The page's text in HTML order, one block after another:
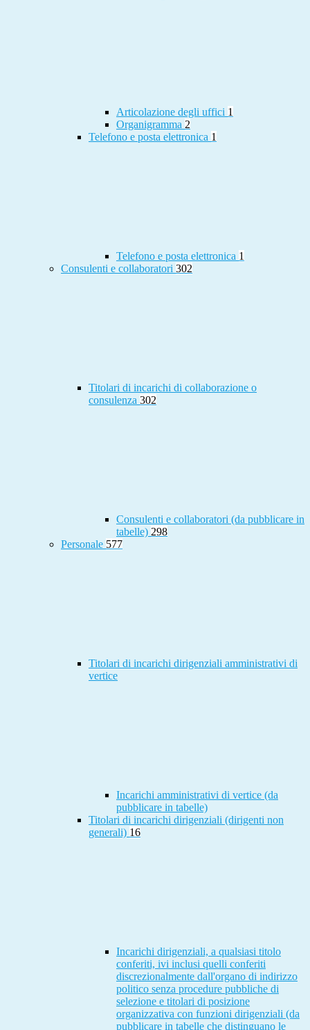
Articolazione degli uffici 1
Organigramma 2
Telefono e posta elettronica 1
Telefono e posta elettronica 1
Consulenti e collaboratori 302
Titolari di incarichi di collaborazione o
consulenza 302
Consulenti e collaboratori (da pubblicare in
tabelle) 298
Personale 577
Titolari di incarichi dirigenziali amministrativi di
vertice
Incarichi amministrativi di vertice (da
pubblicare in tabelle)
Titolari di incarichi dirigenziali (dirigenti non
generali) 16
Incarichi dirigenziali, a qualsiasi titolo
conferiti, ivi inclusi quelli conferiti
discrezionalmente dall'organo di indirizzo
politico senza procedure pubbliche di
selezione e titolari di posizione
organizzativa con funzioni dirigenziali (da
pubblicare in tabelle che distinguano le